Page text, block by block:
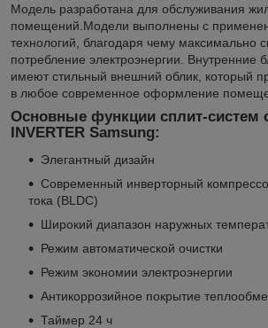
Модель разработана для обслуживания
помещений.Модели выполнены с
технологий, благодаря чему максимально
потребление электроэнергии. Внутренние
имеют стильный внешний облик, который
в любое современное оформление
Основные функции сплит-систем
INVERTER Samsung:
Элегантный дизайн
Современный инверторный
тока (BLDC)
Широкий диапазон наружных
Режим автоматической очистки
Режим экономии электроэнергии
Антикоррозийное покрытие
Таймер 24 ч